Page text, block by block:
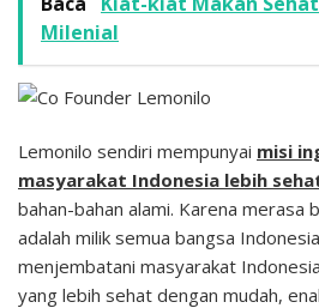
Milenial
Lemonilo sendiri mempunyai misi
masyarakat Indonesia lebih
bahan-bahan alami. Karena merasa
adalah milik semua bangsa
menjembatani masyarakat
yang lebih sehat dengan mudah,